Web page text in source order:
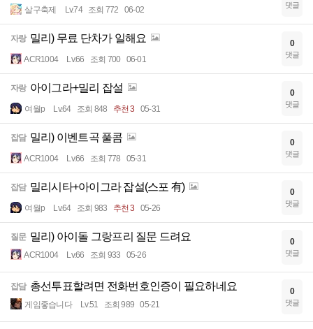
살구축제 Lv.74 조회 772 06-02 댓글
자랑 밀리) 무료 단차가 일해요
ACR1004 Lv.66 조회 700 06-01
0
댓글
자랑 아이그라+밀리 잡설
여월p Lv.64 조회 848 추천 3 05-31
0
댓글
잡담 밀리) 이벤트곡 풀콤
ACR1004 Lv.66 조회 778 05-31
0
댓글
잡담 밀리시타+아이그라 잡설(스포 有)
여월p Lv.64 조회 983 추천 3 05-26
0
댓글
질문 밀리) 아이돌 그랑프리 질문 드려요
ACR1004 Lv.66 조회 933 05-26
0
댓글
잡담 총선투표할려면 전화번호인증이 필요하네요
게임좋습니다 Lv.51 조회 989 05-21
0
댓글